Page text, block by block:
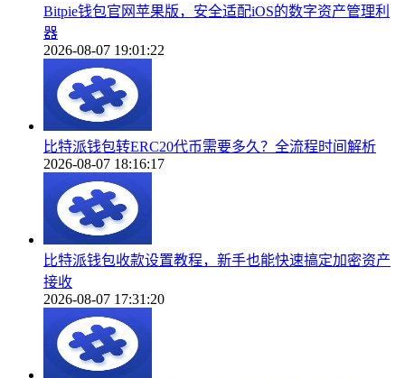
Bitpie钱包官网苹果版，安全适配iOS的数字资产管理利
器
2026-08-07 19:01:22
比特派钱包转ERC20代币需要多久？全流程时间解析
2026-08-07 18:16:17
比特派钱包收款设置教程，新手也能快速搞定加密资产
接收
2026-08-07 17:31:20